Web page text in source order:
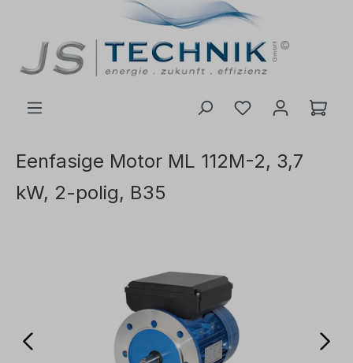
Eenfasige Motor ML 112M-2, 3,7
kW, 2-polig, B35